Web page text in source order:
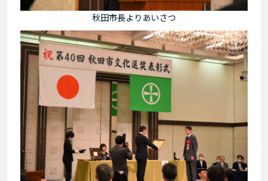
秋田市長よりあいさつ